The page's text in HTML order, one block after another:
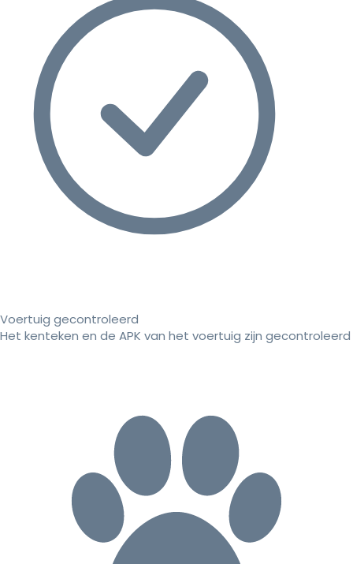
Voertuig gecontroleerd
Het kenteken en de APK van het voertuig zijn gecontroleerd